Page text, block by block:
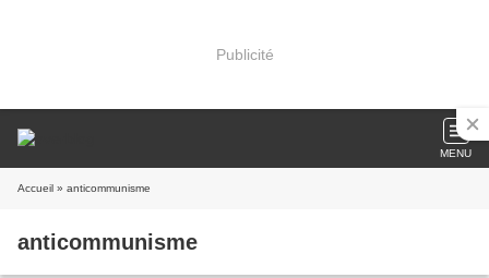
Publicité
MENU
Accueil » anticommunisme
anticommunisme